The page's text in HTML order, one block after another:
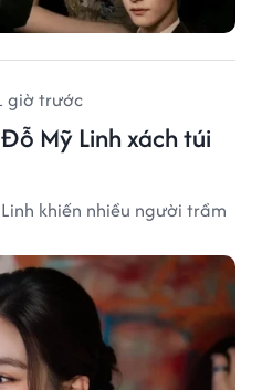
giờ trước
Mỹ Linh xách túi
khiến nhiều người trầm